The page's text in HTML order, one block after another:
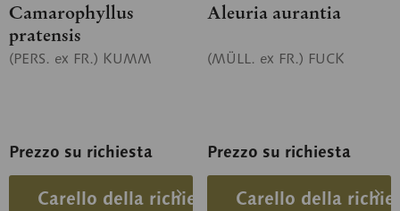
Camarophyllus
pratensis
(PERS. ex FR.) KUMM
Prezzo su richiesta
Carello della richiesta
Aleuria aurantia
(MÜLL. ex FR.) FUCK
Prezzo su richiesta
Carello della